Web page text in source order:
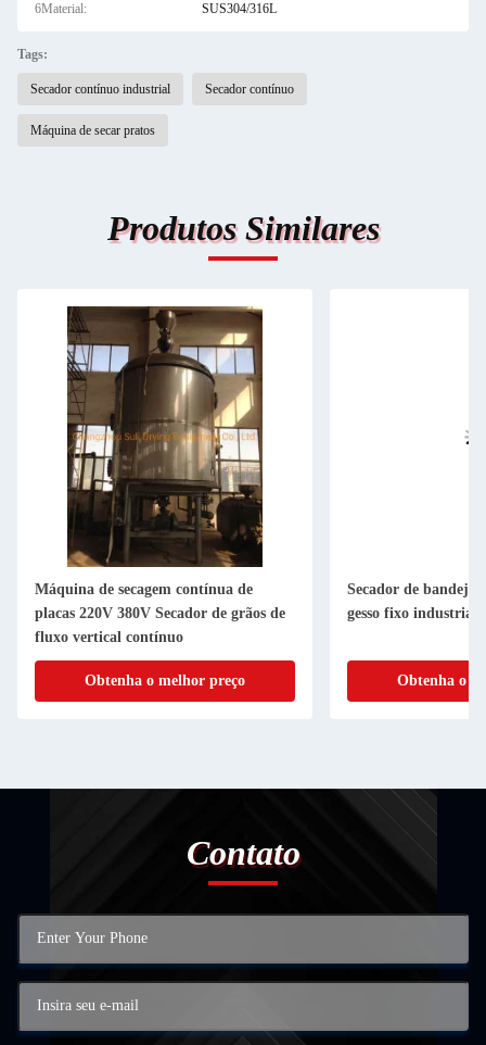
6Material: SUS304/316L
Tags:
Secador contínuo industrial Secador contínuo
Máquina de secar pratos
Produtos Similares
Máquina de secagem contínua de
placas 220V 380V Secador de grãos de
fluxo vertical contínuo
Obtenha o melhor preço
Secador de bandeja
gesso fixo industrial
Obtenha o
Contato